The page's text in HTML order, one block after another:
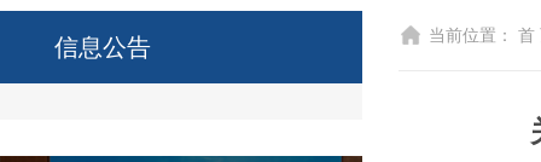
信息公告 当前位置： 首